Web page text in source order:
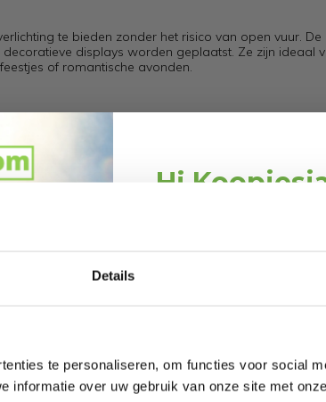
Details
te personaliseren, om functies voor social
informatie over uw gebruik van onze site met
te bieden zonder het risico van open vuur. De
displays worden geplaatst. Ze zijn ideaal
of romantische avonden.
situaties zonder de zorgen van
in uw huis of bij speciale gelegenheden.
Hi
Bij 2dekansje.com